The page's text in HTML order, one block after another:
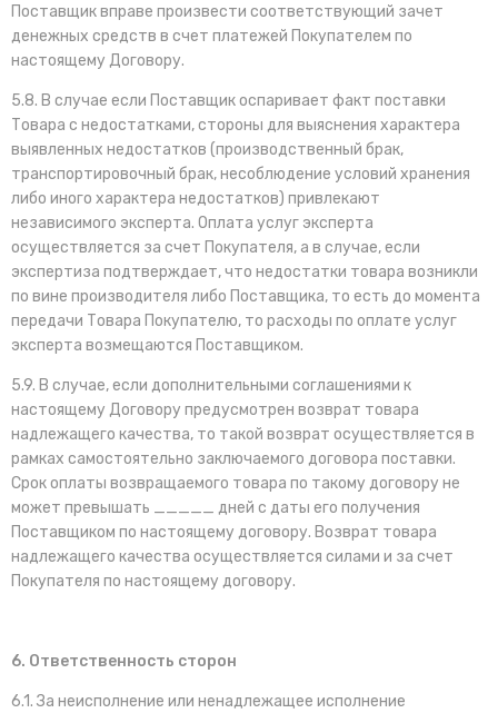
Поставщик вправе произвести соответствующий зачет
денежных средств в счет платежей Покупателем по
настоящему Договору.
5.8. В случае если Поставщик оспаривает факт поставки
Товара с недостатками, стороны для выяснения характера
выявленных недостатков (производственный брак,
транспортировочный брак, несоблюдение условий хранения
либо иного характера недостатков) привлекают
независимого эксперта. Оплата услуг эксперта
осуществляется за счет Покупателя, а в случае, если
экспертиза подтверждает, что недостатки товара возникли
по вине производителя либо Поставщика, то есть до момента
передачи Товара Покупателю, то расходы по оплате услуг
эксперта возмещаются Поставщиком.
5.9. В случае, если дополнительными соглашениями к
настоящему Договору предусмотрен возврат товара
надлежащего качества, то такой возврат осуществляется в
рамках самостоятельно заключаемого договора поставки.
Срок оплаты возвращаемого товара по такому договору не
может превышать _____ дней с даты его получения
Поставщиком по настоящему договору. Возврат товара
надлежащего качества осуществляется силами и за счет
Покупателя по настоящему договору.
6. Ответственность сторон
6.1. За неисполнение или ненадлежащее исполнение